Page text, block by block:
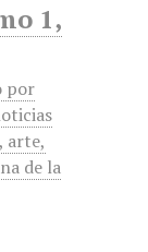
1,
por
arte,
de la